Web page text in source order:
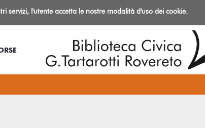
servizi, l'utente accetta le nostre modalità d'uso dei cookie.